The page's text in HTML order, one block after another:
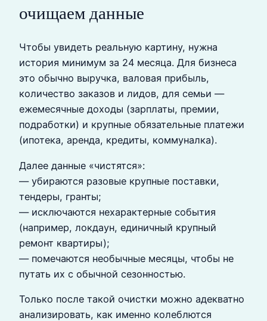
очищаем данные
Чтобы увидеть реальную картину, нужна
история минимум за 24 месяца. Для бизнеса
это обычно выручка, валовая прибыль,
количество заказов и лидов, для семьи —
ежемесячные доходы (зарплаты, премии,
подработки) и крупные обязательные платежи
(ипотека, аренда, кредиты, коммуналка).
Далее данные «чистятся»:
— убираются разовые крупные поставки,
тендеры, гранты;
— исключаются нехарактерные события
(например, локдаун, единичный крупный
ремонт квартиры);
— помечаются необычные месяцы, чтобы не
путать их с обычной сезонностью.
Только после такой очистки можно адекватно
анализировать, как именно колеблются